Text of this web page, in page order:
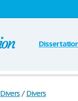
Divers / Divers